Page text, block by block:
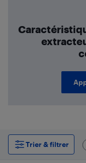
Trier & filtrer